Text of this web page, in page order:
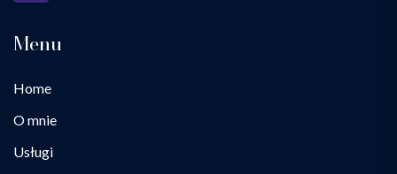
Menu
Home
O mnie
Usługi